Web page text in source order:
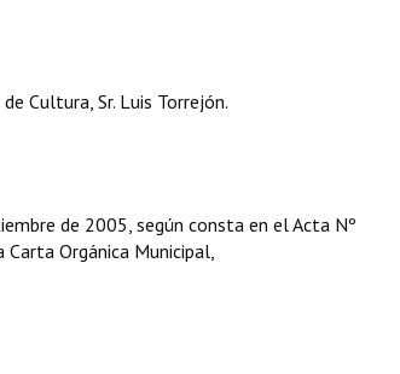
Cultura, Sr. Luis Torrejón.
de 2005, según consta en el Acta Nº
Orgánica Municipal,